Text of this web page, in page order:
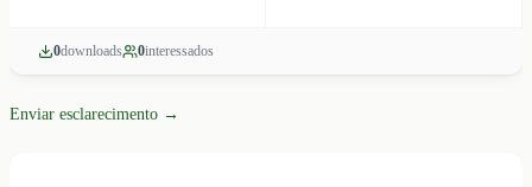
0downloads 0interessados
Enviar esclarecimento →